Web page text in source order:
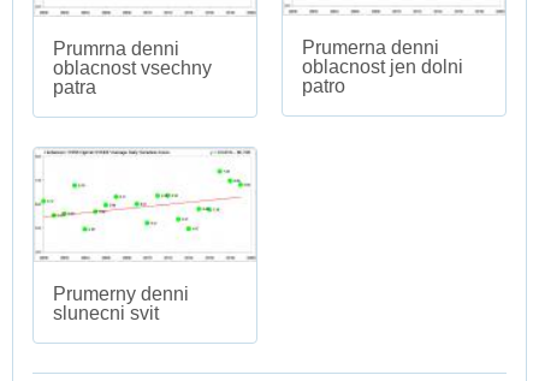
Prumrna denni
oblacnost vsechny
patra
Prumerna denni
oblacnost jen dolni
patro
Prumerny denni
slunecni svit